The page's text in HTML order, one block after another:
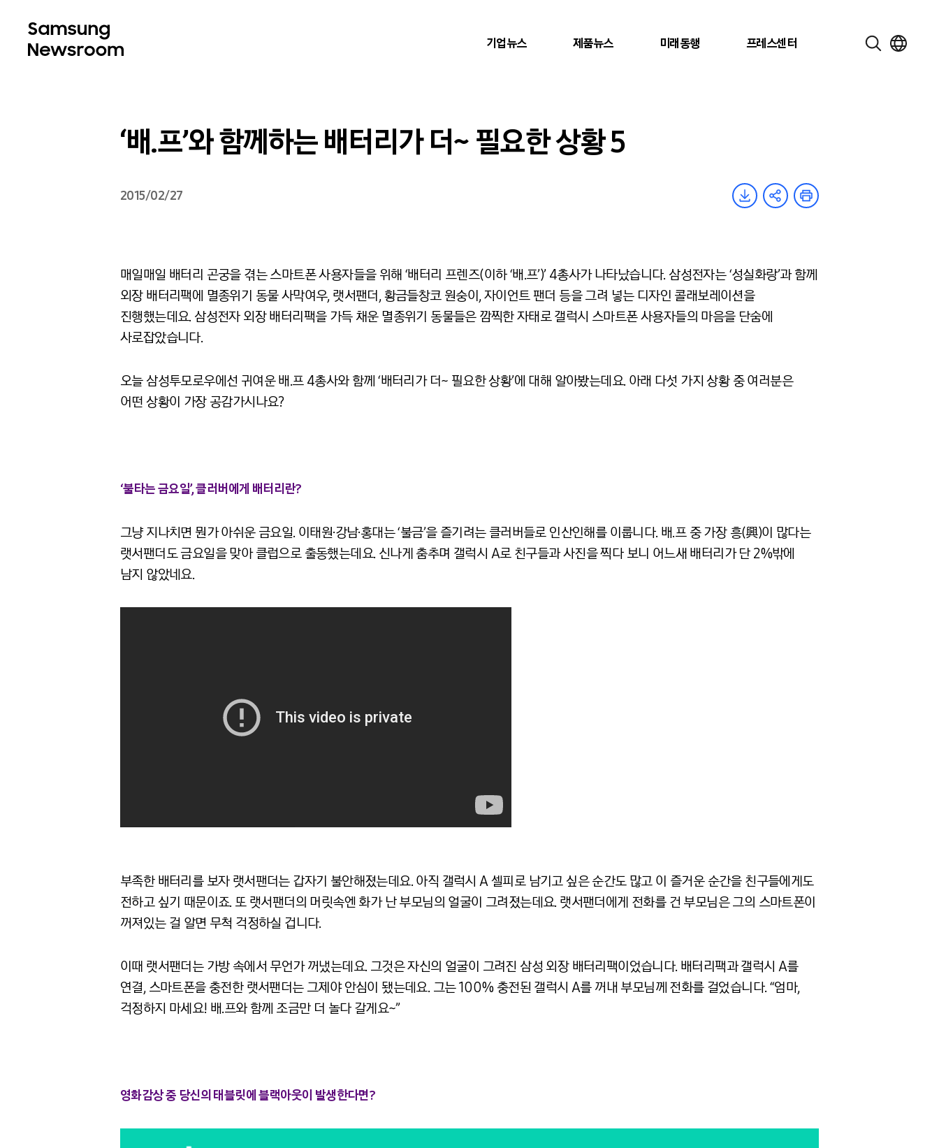
기업뉴스 제품뉴스 미래동행 프레스센터
‘배.프’와 함께하는 배터리가 더~ 필요한 상황 5
2015/02/27
매일매일 배터리 곤궁을 겪는 스마트폰 사용자들을 위해 ‘배터리 프렌즈(이하 ‘배.프’)’ 4총사가 나타났습니다. 삼성전자는 ‘성실화랑’과 함께
외장 배터리팩에 멸종위기 동물 사막여우, 랫서팬더, 황금들창코 원숭이, 자이언트 팬더 등을 그려 넣는 디자인 콜래보레이션을
진행했는데요. 삼성전자 외장 배터리팩을 가득 채운 멸종위기 동물들은 깜찍한 자태로 갤럭시 스마트폰 사용자들의 마음을 단숨에
사로잡았습니다.
오늘 삼성투모로우에선 귀여운 배.프 4총사와 함께 ‘배터리가 더~ 필요한 상황’에 대해 알아봤는데요. 아래 다섯 가지 상황 중 여러분은
어떤 상황이 가장 공감가시나요?
‘불타는 금요일’, 클러버에게 배터리란?
그냥 지나치면 뭔가 아쉬운 금요일. 이태원·강남·홍대는 ‘불금’을 즐기려는 클러버들로 인산인해를 이룹니다. 배.프 중 가장 흥(興)이 많다는
랫서팬더도 금요일을 맞아 클럽으로 출동했는데요. 신나게 춤추며 갤럭시 A로 친구들과 사진을 찍다 보니 어느새 배터리가 단 2%밖에
남지 않았네요.
부족한 배터리를 보자 랫서팬더는 갑자기 불안해졌는데요. 아직 갤럭시 A 셀피로 남기고 싶은 순간도 많고 이 즐거운 순간을 친구들에게도
전하고 싶기 때문이죠. 또 랫서팬더의 머릿속엔 화가 난 부모님의 얼굴이 그려졌는데요. 랫서팬더에게 전화를 건 부모님은 그의 스마트폰이
꺼져있는 걸 알면 무척 걱정하실 겁니다.
이때 랫서팬더는 가방 속에서 무언가 꺼냈는데요. 그것은 자신의 얼굴이 그려진 삼성 외장 배터리팩이었습니다. 배터리팩과 갤럭시 A를
연결, 스마트폰을 충전한 랫서팬더는 그제야 안심이 됐는데요. 그는 100% 충전된 갤럭시 A를 꺼내 부모님께 전화를 걸었습니다. “엄마,
걱정하지 마세요! 배.프와 함께 조금만 더 놀다 갈게요~”
영화감상 중 당신의 태블릿에 블랙아웃이 발생한다면?